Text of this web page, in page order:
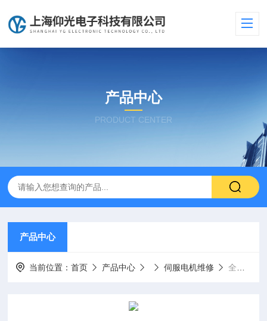
产品中心
PRODUCT CENTER
产品中心
当前位置：首页 产品中心 伺服电机维修 全系列西门子伺服电机维修中心